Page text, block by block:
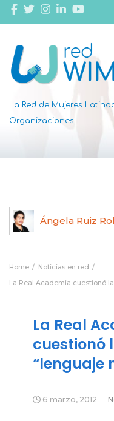
La Red de Mujeres
Organizaciones
Ángela Ruiz
Home
Noticias en red
La Real Academia cuestionó
La Real
cuestionó
“lenguaje
6 marzo, 2012